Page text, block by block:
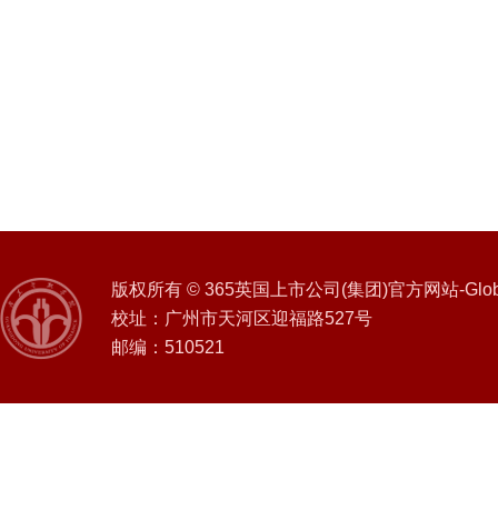
版权所有 © 365英国上市公司(集团)官方网站-
校址：广州市天河区迎福路527号
邮编：510521